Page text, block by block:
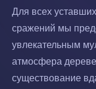
Для всех
сражений мы
увлекательным
атмосфера
существование